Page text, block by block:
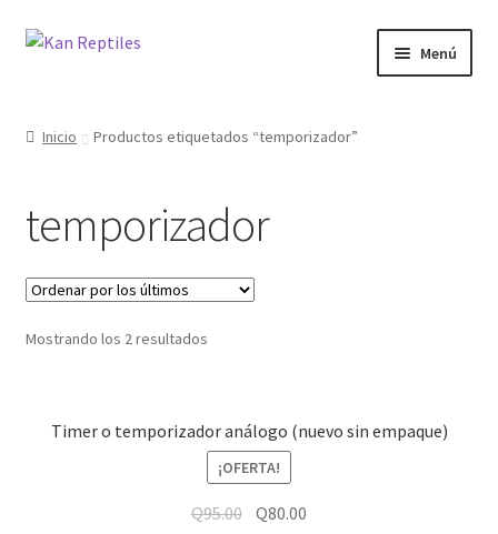
Ir
Ir
Menú
Blog
Inicio Productos etiquetados “temporizador”
temporizador
Mostrando los 2 resultados
Timer o temporizador análogo (nuevo sin empaque)
¡OFERTA!
Q95.00 Q80.00